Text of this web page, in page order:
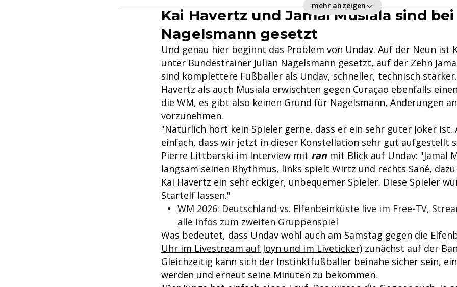
mehr anzeigen
Kai Havertz und Jamal Musiala sind bei
Nagelsmann gesetzt
Und genau hier beginnt das Problem von Undav. Auf der Neun ist
unter Bundestrainer Julian Nagelsmann gesetzt, auf der Zehn
sind komplettere Fußballer als Undav, schneller, technisch
Havertz als auch Musiala erwischten gegen Curaçao ebenfalls
die WM, es gibt also keinen Grund für Nagelsmann, Änderungen
vorzunehmen.
"Natürlich hört kein Spieler gerne, dass er ein sehr guter Joker ist.
einfach, dass wir jetzt in dieser Konstellation sehr gut aufgestellt
Pierre Littbarski im Interview mit ranmit Blick auf Undav: "Jamal
langsam seinen Rhythmus, links spielt Wirtz und rechts Sané,
Kai Havertz ein sehr eckiger, unbequemer Spieler. Diese Spieler
Startelf lassen."
WM 2026: Deutschland vs. Elfenbeinküste live im Free-TV,
alle Infos zum zweiten Gruppenspiel
Was bedeutet, dass Undav wohl auch am Samstag gegen die
Uhr im Livestream auf Joyn und im Liveticker) zunächst auf der
Gleichzeitig kann sich der Instinktfußballer beinahe sicher sein,
werden und erneut seine Minuten zu bekommen.